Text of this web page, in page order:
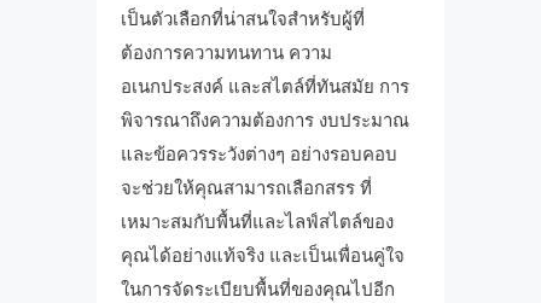
เป็นตัวเลือกที่น่าสนใจสำหรับผู้ที่
ต้องการความทนทาน ความ
อเนกประสงค์ และสไตล์ที่ทันสมัย การ
พิจารณาถึงความต้องการ งบประมาณ
และข้อควรระวังต่างๆ อย่างรอบคอบ
จะช่วยให้คุณสามารถเลือกสรร ที่
เหมาะสมกับพื้นที่และไลฟ์สไตล์ของ
คุณได้อย่างแท้จริง และเป็นเพื่อนคู่ใจ
ในการจัดระเบียบพื้นที่ของคุณไปอีก